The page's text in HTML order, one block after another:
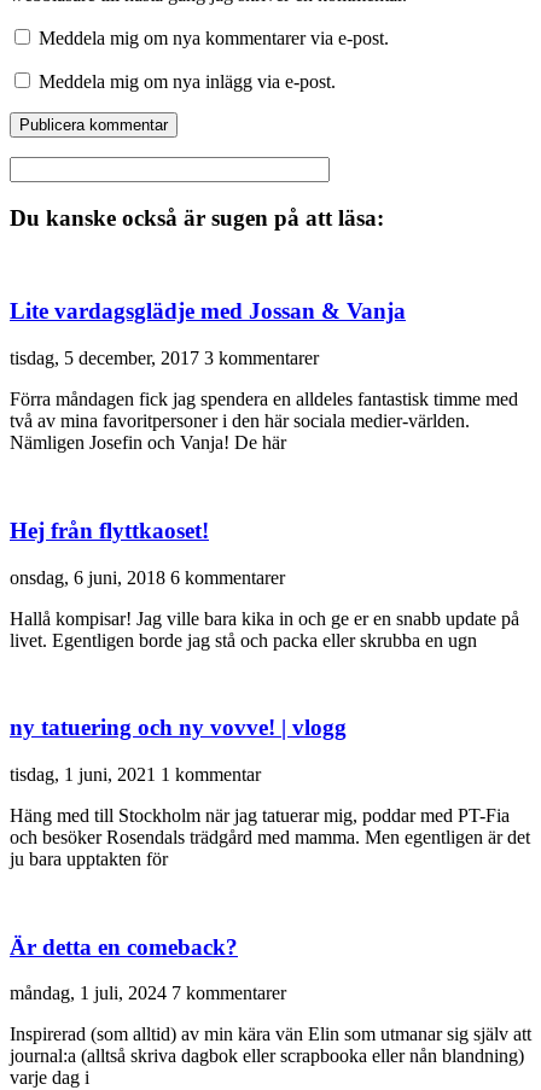
Meddela mig om nya kommentarer via e-post.
Meddela mig om nya inlägg via e-post.
Du kanske också är sugen på att läsa:
Lite vardagsglädje med Jossan & Vanja
tisdag, 5 december, 2017 3 kommentarer
Förra måndagen fick jag spendera en alldeles fantastisk timme med
två av mina favoritpersoner i den här sociala medier-världen.
Nämligen Josefin och Vanja! De här
Hej från flyttkaoset!
onsdag, 6 juni, 2018 6 kommentarer
Hallå kompisar! Jag ville bara kika in och ge er en snabb update på
livet. Egentligen borde jag stå och packa eller skrubba en ugn
ny tatuering och ny vovve! | vlogg
tisdag, 1 juni, 2021 1 kommentar
Häng med till Stockholm när jag tatuerar mig, poddar med PT-Fia
och besöker Rosendals trädgård med mamma. Men egentligen är det
ju bara upptakten för
Är detta en comeback?
måndag, 1 juli, 2024 7 kommentarer
Inspirerad (som alltid) av min kära vän Elin som utmanar sig själv att
journal:a (alltså skriva dagbok eller scrapbooka eller nån blandning)
varje dag i